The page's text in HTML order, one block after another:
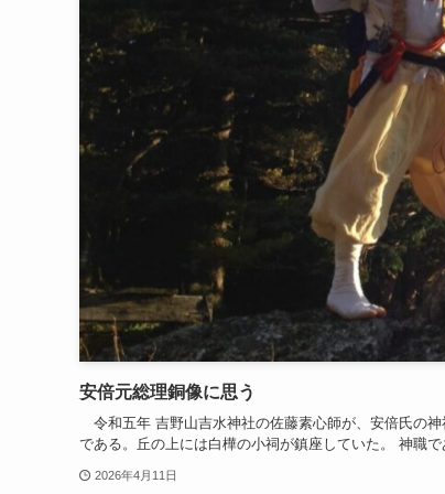
安倍元総理銅像に思う
令和五年 吉野山吉水神社の佐藤素心師が、安倍氏の
である。丘の上には白樺の小祠が鎮座していた。 神職
2026年4月11日